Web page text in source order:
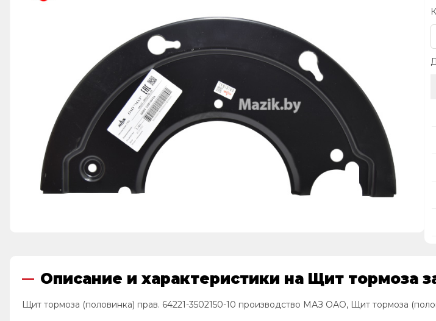
Описание и характеристики на Щит тормоза
Щит тормоза (половинка) прав. 64221-3502150-10 производство МАЗ ОАО, Щит тормоза